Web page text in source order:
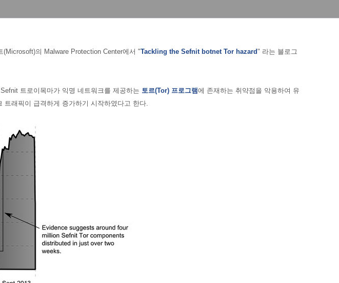
(Microsoft)의 Malware Protection Center에서 "Tackling the Sefnit botnet Tor hazard" 라는 블로그
Sefnit 트로이목마가 익명 네트워크를 제공하는 토르(Tor) 프로그램에 존재하는 취약점을 악용하여 유
래픽이 급격하게 증가하기 시작하였다고 한다.